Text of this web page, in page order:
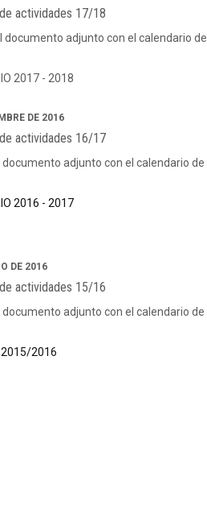
actividades 17/18
documento adjunto con el calendario
2017 - 2018
DE 2016
actividades 16/17
documento adjunto con el calendario
2016 - 2017
DE 2016
actividades 15/16
documento adjunto con el calendario
2016